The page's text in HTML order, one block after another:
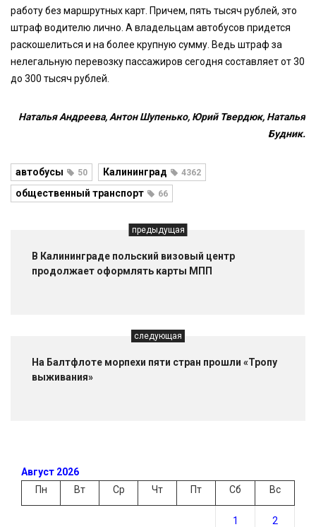
работу без маршрутных карт. Причем, пять тысяч рублей, это
штраф водителю лично. А владельцам автобусов придется
раскошелиться и на более крупную сумму. Ведь штраф за
нелегальную перевозку пассажиров сегодня составляет от 30
до 300 тысяч рублей.
Наталья Андреева, Антон Шупенько, Юрий Твердюк, Наталья
Будник.
автобусы 50 Калининград 4362
общественный транспорт 66
предыдущая
В Калининграде польский визовый центр
продолжает оформлять карты МПП
следующая
На Балтфлоте морпехи пяти стран прошли «Тропу
выживания»
Август 2026
Пн
Вт Ср Чт Пт Сб Вс
1 2